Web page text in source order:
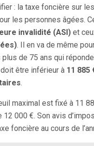
: la taxe foncière sur
les personnes âgées.
invalidité (ASI) et
. Il en va de même
de 75 ans qui
être inférieur à 11 885
.
maximal est fixé à 11
000 €. Son avis
foncière au cours de